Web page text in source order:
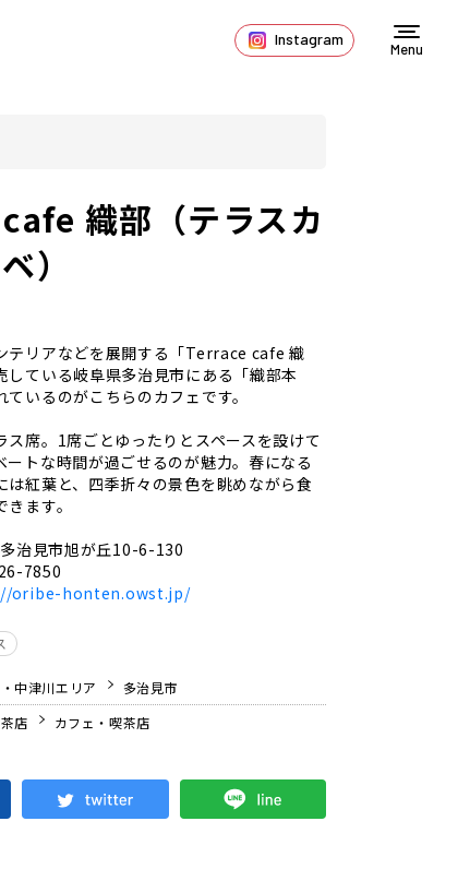
Instagram
Menu
織部（テラスカ
）
テリアなどを展開する「Terrace cafe 織
している岐阜県多治見市にある「織部本
いるのがこちらのカフェです。
ス席。1席ごとゆったりとスペースを設けて
ートな時間が過ごせるのが魅力。春になる
は紅葉と、四季折々の景色を眺めながら食
ます。
治見市旭が丘10-6-130
7850
oribe-honten.owst.jp/
中津川エリア
多治見市
店 カフェ・喫茶店